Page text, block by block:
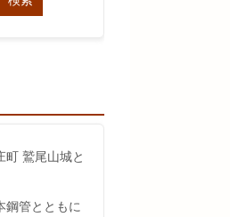
町 鷲尾山城と
管とともに